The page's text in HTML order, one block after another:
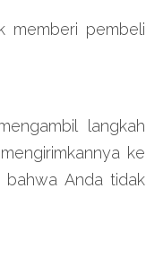
memberi pembeli
langkah
ke
bahwa Anda tidak